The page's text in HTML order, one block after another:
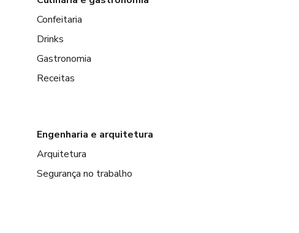
Confeitaria
Drinks
Gastronomia
Receitas
Engenharia e arquitetura
Arquitetura
Segurança no trabalho